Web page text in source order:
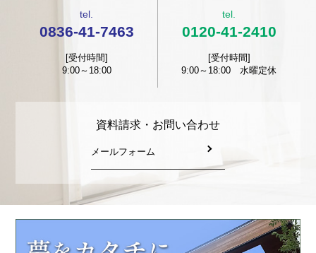
tel.
0836-41-7463
[受付時間]
9:00～18:00
tel.
0120-41-2410
[受付時間]
9:00～18:00 水曜定休
資料請求・お問い合わせ
メールフォーム